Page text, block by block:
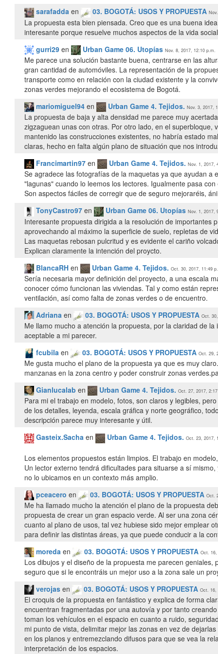
sarafadda en 03. BOGOTÁ: USOS Y PROPUESTA
La propuesta esta bien piensada. Creo que es una buena
gurri29 en Urban Game 06. Utopías Nov. 8, 2017, 12:10 p.m.
Me parece una solución bastante buena, centrarse en las
gran cantidad de automóviles. La representación de la
transporte como en relación con la ciudad existente y la
zonas verdes mejorando el ecosistema de Bogotá.
mariomiguel94 en Urban Game 4. Tejidos. Nov. 3, 2017,
La propuesta de baja y alta densidad me parece muy
zigzaguean unas con otras. Por otro lado, en el
mantenido las construcciones existentes, no habría estado
claras, hecho en falta algún plano de situación que nos
Francimartin97 en Urban Game 4. Tejidos. Nov. 1, 2017,
Se agradece las fotografías de la maquetas ya que ayudan
"lagunas" cuando lo leemos los lectores. Igualmente pasa
Son aspectos fáciles de corregir que de seguro mejoraréis,
TonyCastro97 en Urban Game 06. Utopías Nov. 1, 2017,
Interesante propuesta dirigida a la resolución de
aprovechando al máximo la superficie de suelo, repletas de
Las maquetas rebosan pulcritud y es evidente el cariño
Explican claramente la intención del proycto.
BlancaRH en Urban Game 4. Tejidos. Oct. 30, 2017, 11:49
Sería necesaria mayor definición del proyecto, a una escala
conocer cómo funcionan las viviendas. Tal y como están
ventilación, así como falta de zonas verdes o de encuentro.
Adriana en 03. BOGOTÁ: USOS Y PROPUESTA Oct.
Me llamo mucho a atención la propuesta, por la claridad de
aceptable a mi parecer.
fcubila en 03. BOGOTÁ: USOS Y PROPUESTA Oct. 29,
Me gusta mucho el plano de la propuesta ya que es muy
manzanas en la zona centro y poder construir zonas
Gianlucalab en Urban Game 4. Tejidos. Oct. 27, 2017,
Para mi el trabajo en modelo, fotos, son claros y legibles,
de los detalles, leyenda, escala gráfica y norte geográfico,
descripción parece muy interesante y útil.
Gasteix.Sacha en Urban Game 4. Tejidos. Oct. 23, 2017,
Los elementos propuestos están limpios. El trabajo en
Un lector externo tendrá dificultades para situarse a sí
no lo ubicamos en un contexto más amplio.
pceacero en 03. BOGOTÁ: USOS Y PROPUESTA Oct.
Me ha llamado mucho la atención el plano de la propuesta
propuesta de crear un gran espacio verde. Al ser una zona
cuanto al plano de usos, tal vez hubiese sido mejor emplear
para definir las distintas áreas, ya que puede conducir a la
moreda en 03. BOGOTÁ: USOS Y PROPUESTA Oct. 16,
Los dibujos y el diseño de la propuesta me parecen
seguro que si le encontráis un mejor uso a la zona sale un
verojas en 03. BOGOTÁ: USOS Y PROPUESTA Oct. 16,
El croquis de la propuesta en fantástico y explica de forma
encuentran fragmentadas por una autovía y por tanto
toman los vehículos en el espacio en cuanto a ruido,
mi punto de vista, delimitar mejor las zonas en vez de
en los planos y entremezclando difusos para que se vea la
interpretación de los espacios.